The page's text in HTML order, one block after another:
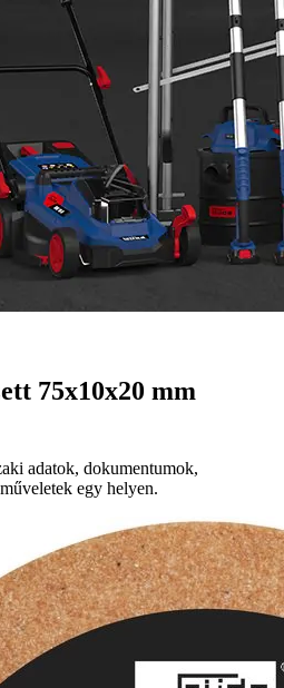
75x10x20 mm
adatok, dokumentumok,
egy helyen.